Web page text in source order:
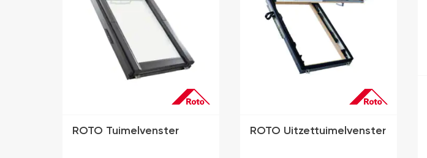
ROTO Tuimelvenster ROTO Uitzettuimelvenster